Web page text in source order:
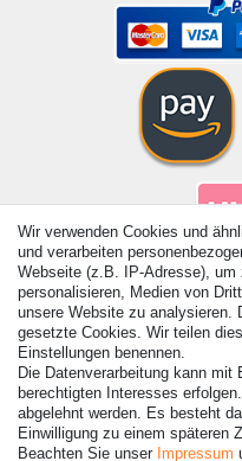
© Copyright 2026 | Alle
Wir verwenden Cookies und
und verarbeiten
Webseite (z.B. IP-Adresse),
personalisieren, Medien von
unsere Website zu analysieren.
gesetzte Cookies. Wir teilen
Einstellungen benennen.
Die Datenverarbeitung kann mit
berechtigten Interesses
abgelehnt werden. Es besteht
Einwilligung zu einem späteren
Beachten Sie unser Impressum